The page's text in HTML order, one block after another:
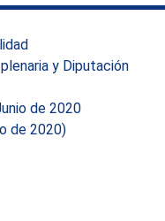
y Diputación
de 2020
de 2020)